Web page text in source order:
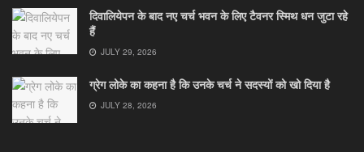
दिवालियेपन के बाद नए चर्च भवन के लिए टैवनर स्मिथ धन जुटा रहे
हैं
JULY 29, 2026
ग्रेग लोके का कहना है कि उनके चर्च ने सदस्यों को खो दिया है
JULY 28, 2026